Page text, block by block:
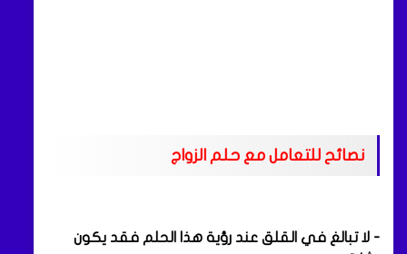
نصائح للتعامل مع حلم الزواج
- لا تبالغ في القلق عند رؤية هذا الحلم فقد يكون